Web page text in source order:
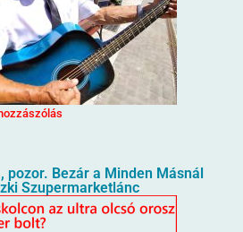
pozor. Bezár a Minden Másnál
Szupermarketlánc